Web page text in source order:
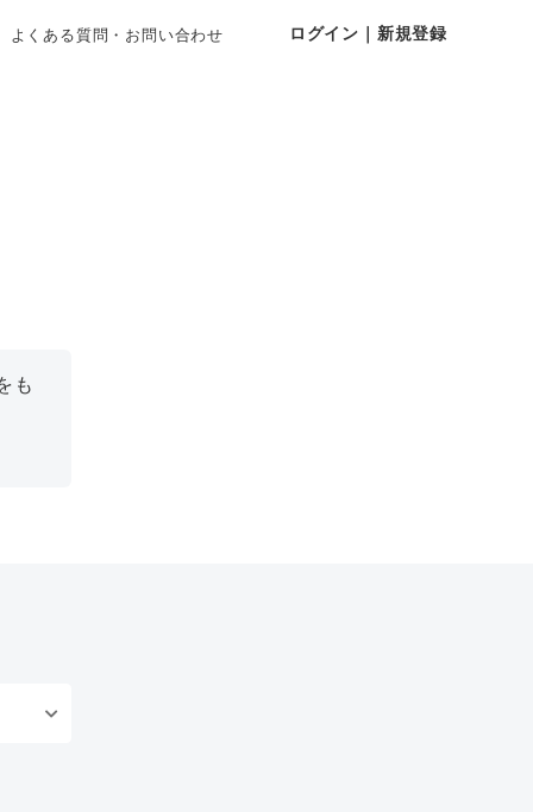
よくある質問・お問い合わせ ログイン｜新規登録
も